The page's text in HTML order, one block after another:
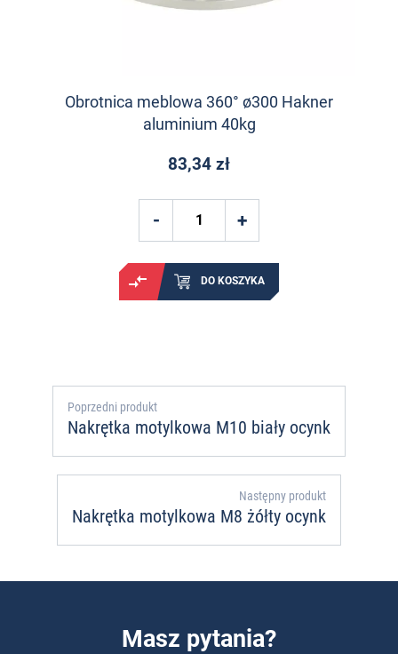
Obrotnica meblowa 360° ø300 Hakner
aluminium 40kg
83,34 zł
DO KOSZYKA
Poprzedni produkt
Nakrętka motylkowa M10 biały ocynk
Następny produkt
Nakrętka motylkowa M8 żółty ocynk
Masz pytania?